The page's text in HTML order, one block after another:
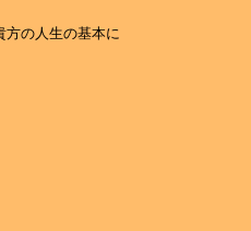
方の人生の基本に